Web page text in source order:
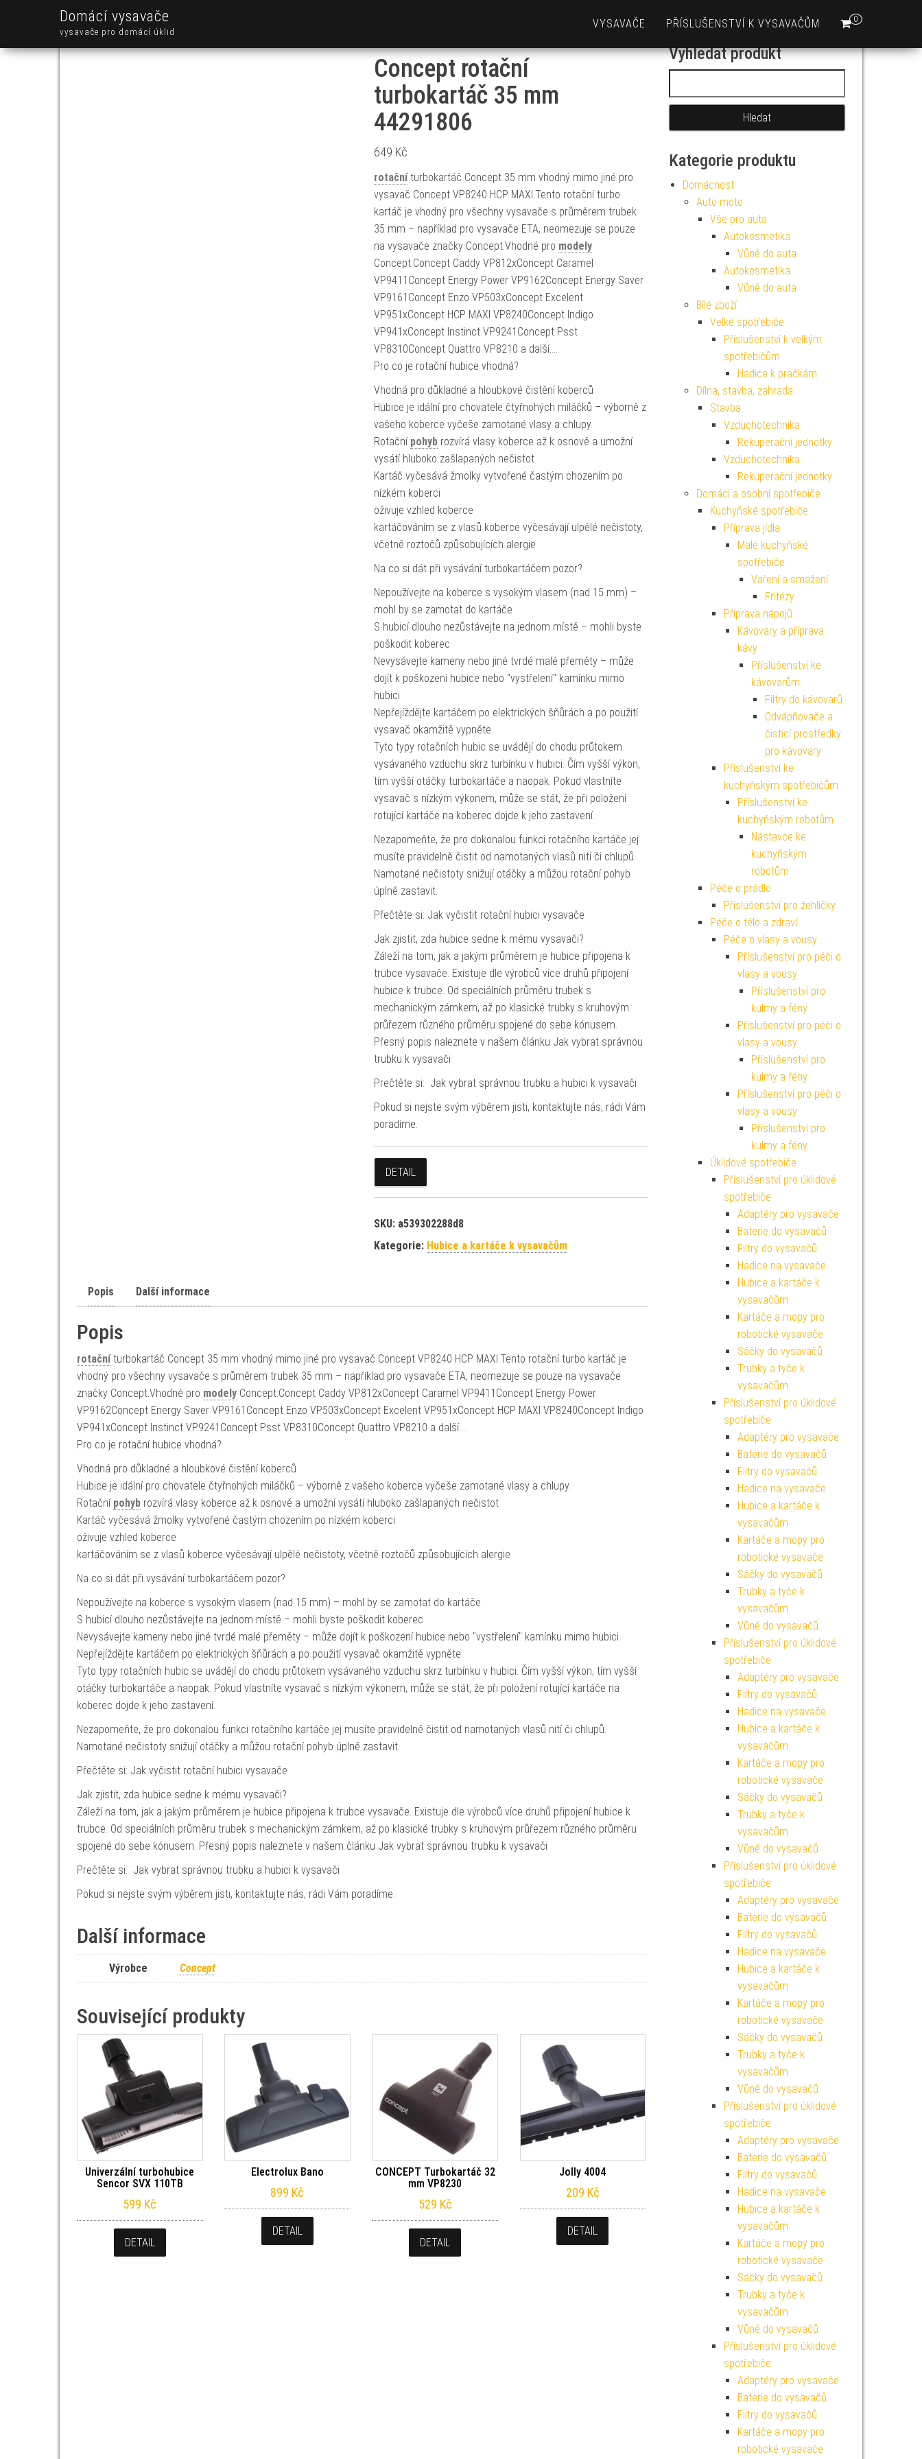
Domácí vysavače
vysavače pro domácí úklid
0
VYSAVAČE PŘÍSLUŠENSTVÍ K VYSAVAČŮM
Concept rotační
turbokartáč 35 mm
44291806
649 Kč
rotačníturbokartáč Concept 35 mm vhodný mimo jiné pro
vysavač Concept VP8240 HCP MAXI.Tento rotační turbo
kartáč je vhodný pro všechny vysavače s průměrem trubek
35 mm – například pro vysavače ETA, neomezuje se pouze
na vysavače značky Concept.Vhodné pro modely
Concept:Concept Caddy VP812xConcept Caramel
VP9411Concept Energy Power VP9162Concept Energy Saver
VP9161Concept Enzo VP503xConcept Excelent
VP951xConcept HCP MAXI VP8240Concept Indigo
VP941xConcept Instinct VP9241Concept Psst
VP8310Concept Quattro VP8210 a další….
Pro co je rotační hubice vhodná?
Vhodná pro důkladné a hloubkové čistění koberců
Hubice je idální pro chovatele čtyřnohých miláčků – výborně z
vašeho koberce vyčeše zamotané vlasy a chlupy.
Rotační pohybrozvírá vlasy koberce až k osnově a umožní
vysátí hluboko zašlapaných nečistot
Kartáč vyčesává žmolky vytvořené častým chozením po
nízkém koberci
oživuje vzhled koberce
kartáčováním se z vlasů koberce vyčesávají ulpělé nečistoty,
včetně roztočů způsobujících alergie
Na co si dát při vysávání turbokartáčem pozor?
Nepoužívejte na koberce s vysokým vlasem (nad 15 mm) –
mohl by se zamotat do kartáče
S hubicí dlouho nezůstávejte na jednom místě – mohli byste
poškodit koberec
Nevysávejte kameny nebo jiné tvrdé malé přeměty – může
dojít k poškození hubice nebo "vystřelení" kamínku mimo
hubici
Nepřejíždějte kartáčem po elektrických šňůrách a po použití
vysavač okamžitě vypněte.
Tyto typy rotačních hubic se uvádějí do chodu průtokem
vysávaného vzduchu skrz turbínku v hubici. Čím vyšší výkon,
tím vyšší otáčky turbokartáče a naopak. Pokud vlastníte
vysavač s nízkým výkonem, může se stát, že při položení
rotující kartáče na koberec dojde k jeho zastavení.
Nezapomeňte, že pro dokonalou funkci rotačního kartáče jej
musíte pravidelně čistit od namotaných vlasů nití či chlupů.
Namotané nečistoty snižují otáčky a můžou rotační pohyb
úplně zastavit.
Přečtěte si: Jak vyčistit rotační hubici vysavače
Jak zjistit, zda hubice sedne k mému vysavači?
Záleží na tom, jak a jakým průměrem je hubice připojena k
trubce vysavače. Existuje dle výrobců více druhů připojení
hubice k trubce. Od speciálních průměru trubek s
mechanickým zámkem, až po klasické trubky s kruhovým
průřezem různého průměru spojené do sebe kónusem.
Přesný popis naleznete v našem článku Jak vybrat správnou
trubku k vysavači
Prečtěte si: Jak vybrat správnou trubku a hubici k vysavači
Pokud si nejste svým výběrem jisti, kontaktujte nás, rádi Vám
poradíme.
DETAIL
SKU: a539302288d8
Kategorie: Hubice a kartáče k vysavačům
Popis Další informace
Popis
rotačníturbokartáč Concept 35 mm vhodný mimo jiné pro vysavač Concept VP8240 HCP MAXI.Tento rotační turbo kartáč je
vhodný pro všechny vysavače s průměrem trubek 35 mm – například pro vysavače ETA, neomezuje se pouze na vysavače
značky Concept.Vhodné pro modely Concept:Concept Caddy VP812xConcept Caramel VP9411Concept Energy Power
VP9162Concept Energy Saver VP9161Concept Enzo VP503xConcept Excelent VP951xConcept HCP MAXI VP8240Concept Indigo
VP941xConcept Instinct VP9241Concept Psst VP8310Concept Quattro VP8210 a další….
Pro co je rotační hubice vhodná?
Vhodná pro důkladné a hloubkové čistění koberců
Hubice je idální pro chovatele čtyřnohých miláčků – výborně z vašeho koberce vyčeše zamotané vlasy a chlupy.
Rotační pohyb rozvírá vlasy koberce až k osnově a umožní vysátí hluboko zašlapaných nečistot
Kartáč vyčesává žmolky vytvořené častým chozením po nízkém koberci
oživuje vzhled koberce
kartáčováním se z vlasů koberce vyčesávají ulpělé nečistoty, včetně roztočů způsobujících alergie
Na co si dát při vysávání turbokartáčem pozor?
Nepoužívejte na koberce s vysokým vlasem (nad 15 mm) – mohl by se zamotat do kartáče
S hubicí dlouho nezůstávejte na jednom místě – mohli byste poškodit koberec
Nevysávejte kameny nebo jiné tvrdé malé přeměty – může dojít k poškození hubice nebo "vystřelení" kamínku mimo hubici
Nepřejíždějte kartáčem po elektrických šňůrách a po použití vysavač okamžitě vypněte.
Tyto typy rotačních hubic se uvádějí do chodu průtokem vysávaného vzduchu skrz turbínku v hubici. Čím vyšší výkon, tím vyšší
otáčky turbokartáče a naopak. Pokud vlastníte vysavač s nízkým výkonem, může se stát, že při položení rotující kartáče na
koberec dojde k jeho zastavení.
Nezapomeňte, že pro dokonalou funkci rotačního kartáče jej musíte pravidelně čistit od namotaných vlasů nití či chlupů.
Namotané nečistoty snižují otáčky a můžou rotační pohyb úplně zastavit.
Přečtěte si: Jak vyčistit rotační hubici vysavače
Jak zjistit, zda hubice sedne k mému vysavači?
Záleží na tom, jak a jakým průměrem je hubice připojena k trubce vysavače. Existuje dle výrobců více druhů připojení hubice k
trubce. Od speciálních průměru trubek s mechanickým zámkem, až po klasické trubky s kruhovým průřezem různého průměru
spojené do sebe kónusem. Přesný popis naleznete v našem článku Jak vybrat správnou trubku k vysavači
Prečtěte si: Jak vybrat správnou trubku a hubici k vysavači
Pokud si nejste svým výběrem jisti, kontaktujte nás, rádi Vám poradíme.
Další informace
Výrobce Concept
Související produkty
Univerzální turbohubice
Sencor SVX 110TB
599 Kč
DETAIL
Electrolux Bano
899 Kč
DETAIL
CONCEPT Turbokartáč 32
mm VP8230
529 Kč
DETAIL
Jolly 4004
209 Kč
DETAIL
Vyhledat produkt
Kategorie produktu
Domácnost
Auto-moto
Vše pro auta
Autokosmetika
Vůně do auta
Autokosmetika
Vůně do auta
Bílé zboží
Velké spotřebiče
Příslušenství k velkým
spotřebičům
Hadice k pračkám
Dílna, stavba, zahrada
Stavba
Vzduchotechnika
Rekuperační jednotky
Vzduchotechnika
Rekuperační jednotky
Domácí a osobní spotřebiče
Kuchyňské spotřebiče
Příprava jídla
Malé kuchyňské
spotřebiče
Vaření a smažení
Fritézy
Příprava nápojů
Kávovary a příprava
kávy
Příslušenství ke
kávovarům
Filtry do kávovarů
Odvápňovače a
čisticí prostředky
pro kávovary
Příslušenství ke
kuchyňským spotřebičům
Příslušenství ke
kuchyňským robotům
Nástavce ke
kuchyňským
robotům
Péče o prádlo
Příslušenství pro žehličky
Péče o tělo a zdraví
Péče o vlasy a vousy
Příslušenství pro péči o
vlasy a vousy
Příslušenství pro
kulmy a fény
Příslušenství pro péči o
vlasy a vousy
Příslušenství pro
kulmy a fény
Příslušenství pro péči o
vlasy a vousy
Příslušenství pro
kulmy a fény
Úklidové spotřebiče
Příslušenství pro úklidové
spotřebiče
Adaptéry pro vysavače
Baterie do vysavačů
Filtry do vysavačů
Hadice na vysavače
Hubice a kartáče k
vysavačům
Kartáče a mopy pro
robotické vysavače
Sáčky do vysavačů
Trubky a tyče k
vysavačům
Příslušenství pro úklidové
spotřebiče
Adaptéry pro vysavače
Baterie do vysavačů
Filtry do vysavačů
Hadice na vysavače
Hubice a kartáče k
vysavačům
Kartáče a mopy pro
robotické vysavače
Sáčky do vysavačů
Trubky a tyče k
vysavačům
Vůně do vysavačů
Příslušenství pro úklidové
spotřebiče
Adaptéry pro vysavače
Filtry do vysavačů
Hadice na vysavače
Hubice a kartáče k
vysavačům
Kartáče a mopy pro
robotické vysavače
Sáčky do vysavačů
Trubky a tyče k
vysavačům
Vůně do vysavačů
Příslušenství pro úklidové
spotřebiče
Adaptéry pro vysavače
Baterie do vysavačů
Filtry do vysavačů
Hadice na vysavače
Hubice a kartáče k
vysavačům
Kartáče a mopy pro
robotické vysavače
Sáčky do vysavačů
Trubky a tyče k
vysavačům
Vůně do vysavačů
Příslušenství pro úklidové
spotřebiče
Adaptéry pro vysavače
Baterie do vysavačů
Filtry do vysavačů
Hadice na vysavače
Hubice a kartáče k
vysavačům
Kartáče a mopy pro
robotické vysavače
Sáčky do vysavačů
Trubky a tyče k
vysavačům
Vůně do vysavačů
Příslušenství pro úklidové
spotřebiče
Adaptéry pro vysavače
Baterie do vysavačů
Filtry do vysavačů
Kartáče a mopy pro
robotické vysavače